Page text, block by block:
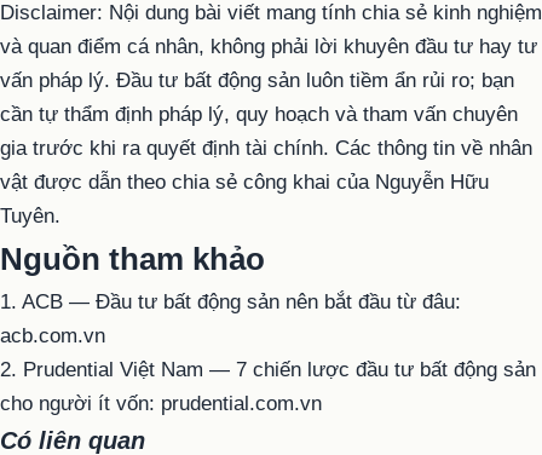
Disclaimer: Nội dung bài viết mang tính chia sẻ kinh nghiệm
và quan điểm cá nhân, không phải lời khuyên đầu tư hay tư
vấn pháp lý. Đầu tư bất động sản luôn tiềm ẩn rủi ro; bạn
cần tự thẩm định pháp lý, quy hoạch và tham vấn chuyên
gia trước khi ra quyết định tài chính. Các thông tin về nhân
vật được dẫn theo chia sẻ công khai của Nguyễn Hữu
Tuyên.
Nguồn tham khảo
1. ACB — Đầu tư bất động sản nên bắt đầu từ đâu:
acb.com.vn
2. Prudential Việt Nam — 7 chiến lược đầu tư bất động sản
cho người ít vốn: prudential.com.vn
Có liên quan